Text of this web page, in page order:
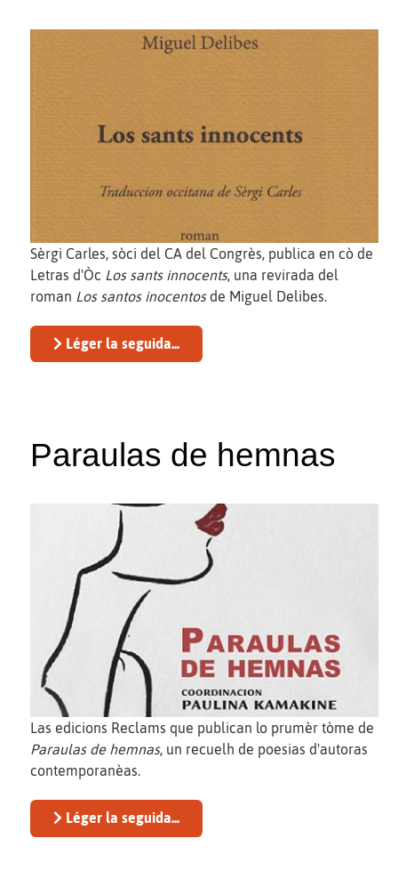
Sèrgi Carles, sòci del CA del Congrès, publica en cò de
Letras d'Òc Los sants innocents, una revirada del
roman Los santos inocentosde Miguel Delibes.
Léger la seguida...
Paraulas de hemnas
Las edicions Reclams que publican lo prumèr tòme de
Paraulas de hemnas, un recuelh de poesias d'autoras
contemporanèas.
Léger la seguida...